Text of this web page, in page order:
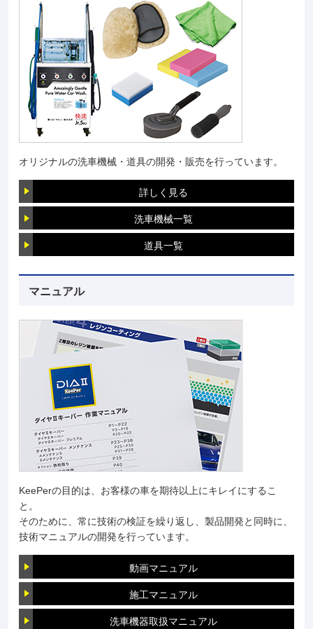
オリジナルの洗車機械・道具の開発・販売を行っています。
詳しく見る
洗車機械一覧
道具一覧
マニュアル
KeePerの目的は、お客様の車を期待以上にキレイにするこ
と。
そのために、常に技術の検証を繰り返し、製品開発と同時に、
技術マニュアルの開発を行っています。
動画マニュアル
施工マニュアル
洗車機器取扱マニュアル